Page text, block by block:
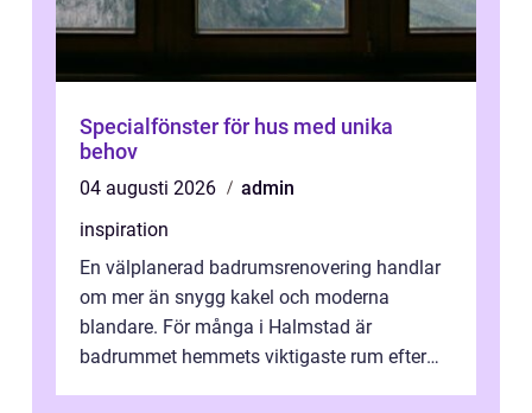
Specialfönster för hus med unika
behov
04 augusti 2026
admin
inspiration
En välplanerad badrumsrenovering handlar
om mer än snygg kakel och moderna
blandare. För många i Halmstad är
badrummet hemmets viktigaste rum efter